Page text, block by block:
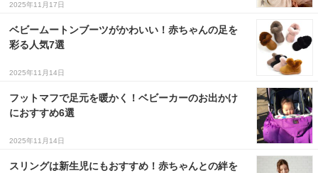
2025年11月17日
ベビームートンブーツがかわいい！赤ちゃんの足を
彩る人気7選
2025年11月14日
フットマフで足元を暖かく！ベビーカーのお出かけ
におすすめ6選
2025年11月14日
スリングは新生児にもおすすめ！赤ちゃんとの絆を